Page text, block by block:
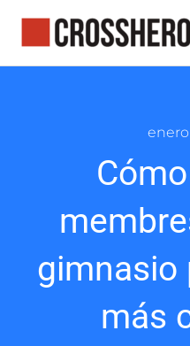
contenido
enero
gimnasio
más